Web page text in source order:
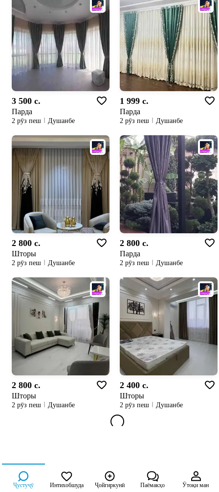
3 500 c.
Парда
2 рӯз пеш Душанбе
1 999 c.
Парда
2 рӯз пеш Душанбе
2 800 c.
Шторы
2 рӯз пеш Душанбе
2 800 c.
Парда
2 рӯз пеш Душанбе
2 800 c.
Шторы
2 рӯз пеш Душанбе
2 400 c.
Шторы
2 рӯз пеш Душанбе
Ҷустуҷӯ Интихобшуда Ҷойгиркунӣ Паёмакҳо Ӯтоқи ман